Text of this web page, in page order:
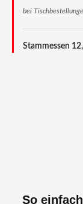
bei
Stammessen
So